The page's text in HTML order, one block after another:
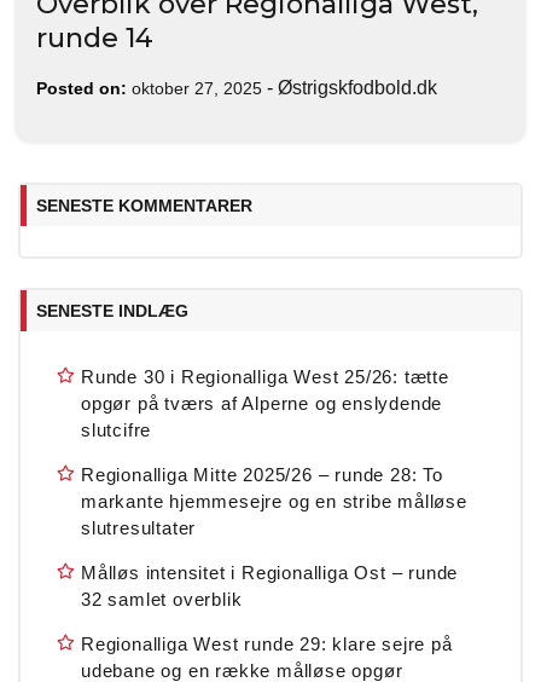
runde 14
Posted on: oktober 27, 2025 - Østrigskfodbold.dk
SENESTE KOMMENTARER
SENESTE INDLÆG
Runde 30 i Regionalliga West 25/26: tætte
opgør på tværs af Alperne og enslydende
slutcifre
Regionalliga Mitte 2025/26 – runde 28: To
markante hjemmesejre og en stribe målløse
slutresultater
Målløs intensitet i Regionalliga Ost – runde
32 samlet overblik
Regionalliga West runde 29: klare sejre på
udebane og en række målløse opgør